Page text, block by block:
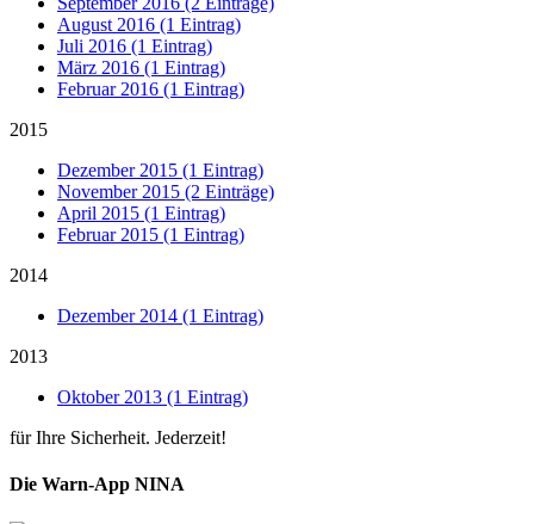
August 2016 (1 Eintrag)
Juli 2016 (1 Eintrag)
März 2016 (1 Eintrag)
Februar 2016 (1 Eintrag)
2015
Dezember 2015 (1 Eintrag)
November 2015 (2 Einträge)
April 2015 (1 Eintrag)
Februar 2015 (1 Eintrag)
2014
Dezember 2014 (1 Eintrag)
2013
Oktober 2013 (1 Eintrag)
für Ihre Sicherheit. Jederzeit!
Die Warn-App NINA